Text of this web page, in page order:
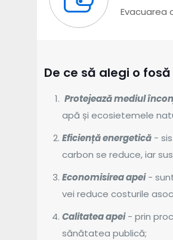
Evacuarea
De ce să alegi o
Protejează mediul
apă și ecosietemele
Eficiență energetică -
carbon se reduce, iar
Economisirea apei-
vei reduce costurile
Calitatea apei- prin
sănătatea publică;